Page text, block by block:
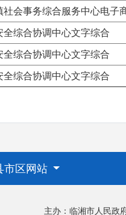
社会事务综合服务中心电子
全综合协调中心文字综合
全综合协调中心文字综合
全综合协调中心文字综合
市区网站
主办：临湘市人民政